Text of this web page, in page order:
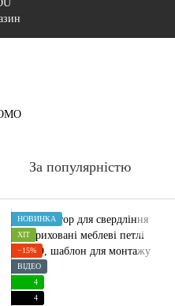
За популярністю
НОВИНКА
ХІТ
−15%
ВІДЕО
4
4